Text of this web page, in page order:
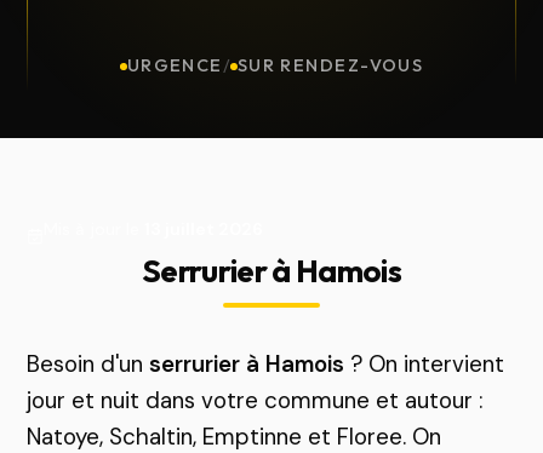
URGENCE / SUR RENDEZ-VOUS
Serrurier à Hamois
Besoin d'unserrurier à Hamois ? On intervient
jour et nuit dans votre commune et autour :
Natoye, Schaltin, Emptinne et Floree. On